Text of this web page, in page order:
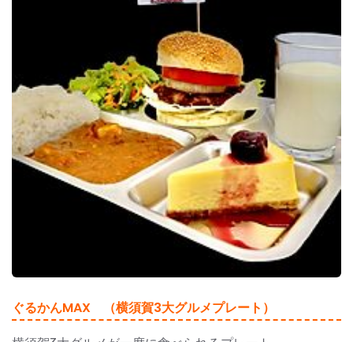
ぐるかんMAX （横須賀3大グルメプレート）